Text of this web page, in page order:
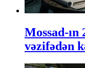
Mossad-
vəzifədən